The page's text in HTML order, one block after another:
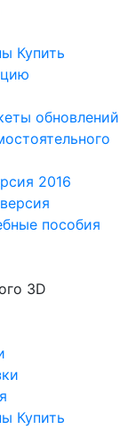
Купить
обновлений
2016
пособия
3D
Купить